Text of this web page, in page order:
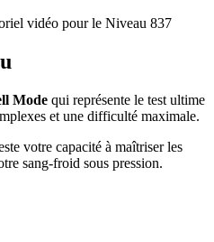
vidéo pour le Niveau 837
Mode qui représente le test ultime
et une difficulté maximale.
votre capacité à maîtriser les
sang-froid sous pression.